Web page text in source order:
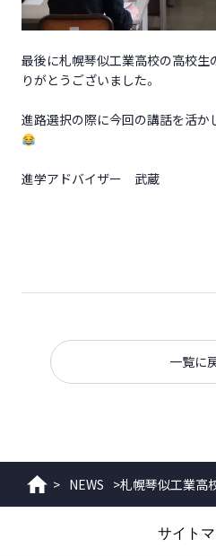
最後に札幌琴似工業高校の高校生
りがとうございました。
進路選択の際に今回の講話を活
進学アドバイザー 武蔵
一覧に
ホーム
> NEWS >札幌琴似工業高
サイト